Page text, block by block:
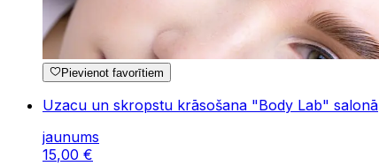
Pievienot favorītiem
Uzacu un skropstu krāsošana "Body Lab" salonā
jaunums
15,00 €